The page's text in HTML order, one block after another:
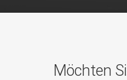
Möchten